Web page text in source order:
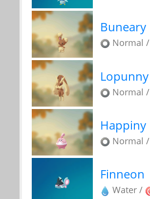
Buneary
Normal /
Lopunny
Normal /
Happiny
Normal /
Finneon
Water /